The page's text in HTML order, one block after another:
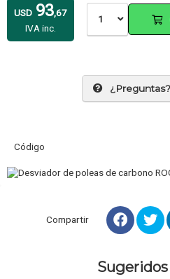
USD 93,67
IVA inc.
1
¿Preguntas?
Código
Compartir